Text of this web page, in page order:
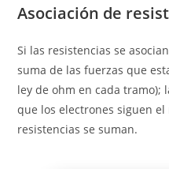
Asociación de
Si las resistencias se
suma de las fuerzas que
ley de ohm en cada tramo);
que los electrones siguen
resistencias se suman.